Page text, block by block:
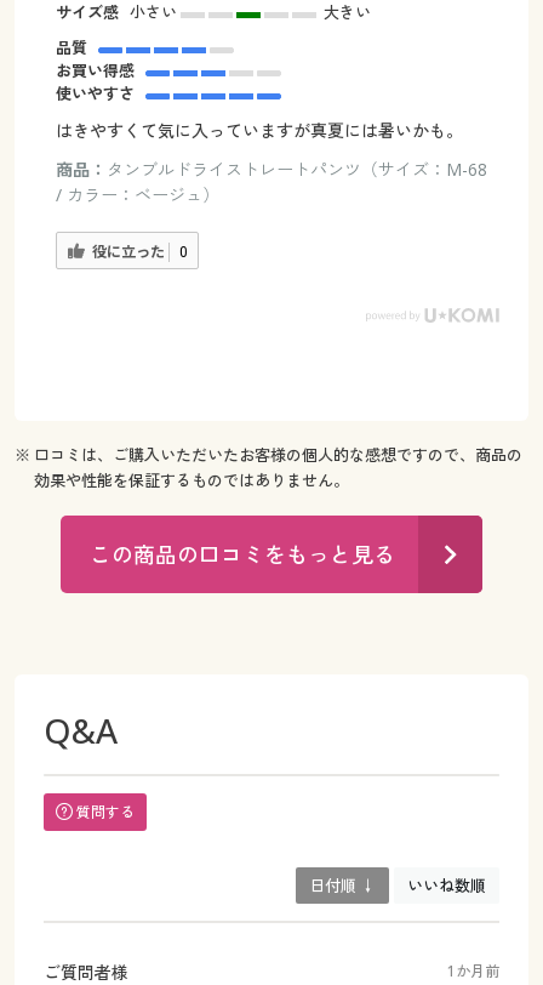
サイズ感 小さい
大きい
品質
お買い得感
使いやすさ
はきやすくて気に入っていますが真夏には暑いかも。
商品： タンブルドライストレートパンツ（サイズ：M-68
/ カラー：ベージュ）
役に立った 0
※ 口コミは、ご購入いただいたお客様の個人的な感想ですので、商品の
効果や性能を保証するものではありません。
この商品の口コミをもっと見る
Q&A
質問する
日付順 ↓ いいね数順
ご質問者様 1か月前